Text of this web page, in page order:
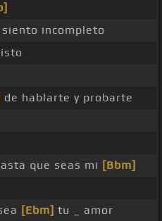
incompleto
de hablarte y probarte
que seas mi [Bbm]
[Ebm] tu _ amor